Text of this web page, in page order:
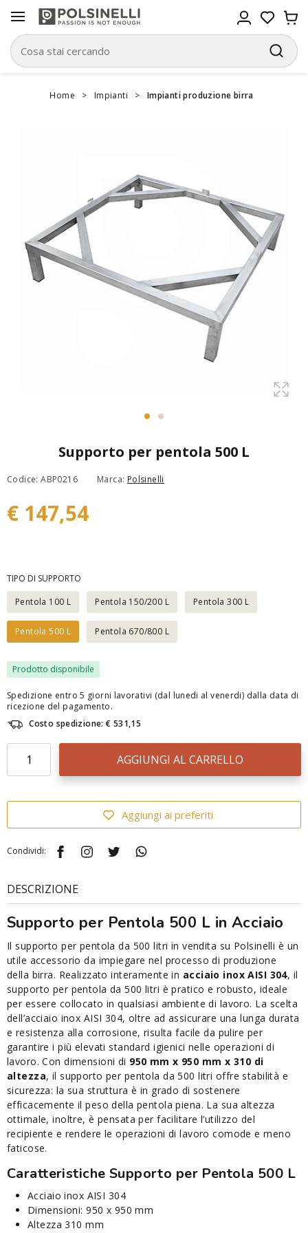
Home > Impianti > Impianti produzione birra
Supporto per pentola 500 L
Codice: ABP0216 Marca: Polsinelli
€ 147,54
TIPO DI SUPPORTO
Pentola 100 L
Pentola 150/200 L Pentola 300 L
Pentola 500 L Pentola 670/800 L
Prodotto disponibile
Spedizione entro 5 giorni lavorativi (dal lunedi al venerdi) dalla data di
ricezione del pagamento.
Costo spedizione: € 531,15
AGGIUNGI AL CARRELLO
Aggiungi ai preferiti
Condividi:
DESCRIZIONE
Supporto per Pentola 500 L in Acciaio
Il supporto per pentola da 500 litri in vendita su Polsinelli è un
utile accessorio da impiegare nel processo di produzione
della birra. Realizzato interamente in acciaio inox AISI 304, il
supporto per pentola da 500 litri è pratico e robusto, ideale
per essere collocato in qualsiasi ambiente di lavoro. La scelta
dell’acciaio inox AISI 304, oltre ad assicurare una lunga durata
e resistenza alla corrosione, risulta facile da pulire per
garantire i più elevati standard igienici nelle operazioni di
lavoro. Con dimensioni di 950 mm x 950 mm x 310 di
altezza, il supporto per pentola da 500 litri offre stabilità e
sicurezza: la sua struttura è in grado di sostenere
efficacemente il peso della pentola piena. La sua altezza
ottimale, inoltre, è pensata per facilitare l’utilizzo del
recipiente e rendere le operazioni di lavoro comode e meno
faticose.
Caratteristiche Supporto per Pentola 500 L
Acciaio inox AISI 304
Dimensioni: 950 x 950 mm
Altezza 310 mm